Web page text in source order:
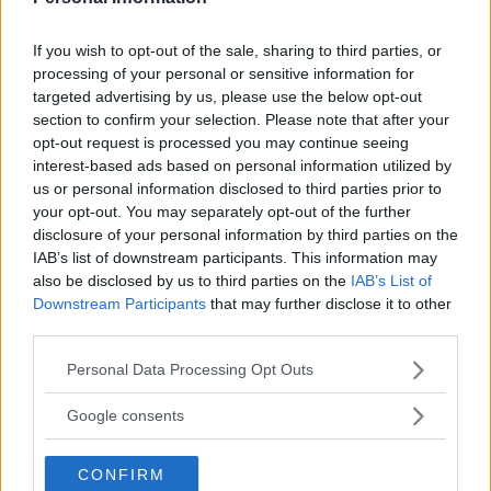
If you wish to opt-out of the sale, sharing to third parties, or
processing of your personal or sensitive information for
targeted advertising by us, please use the below opt-out
section to confirm your selection. Please note that after your
opt-out request is processed you may continue seeing
interest-based ads based on personal information utilized by
us or personal information disclosed to third parties prior to
your opt-out. You may separately opt-out of the further
disclosure of your personal information by third parties on the
IAB’s list of downstream participants. This information may
also be disclosed by us to third parties on the IAB’s List of
Downstream Participants that may further disclose it to other
Please note that this website/app uses one or more Google
not limited to your visit or usage behaviour. You may click to
use your data for below specified purposes in below Google
consent section.
Personal Data Processing Opt Outs
Google consents
CONFIRM
Läs Frias efterträdare!
Syreär Sveriges enda gröna dagstidning som
finns både digitalt och i tryck.
RECENSION Den fiktiva nationen Elgaland-Vargaland fyller 25 år.
Gruppen i fokus på politisk
scenkonstutbildning
Gruppdynamik, demokratiska processer och solidaritet centralt i
ettårig utbildning i politisk scenkonst.
Publiken bjuds in i grottan i
sexångande stenåldersepos
SFT pratar sex och kvinnliga hjältar inför premiären av
”Fringe är att mixa
och testa nya
saker”